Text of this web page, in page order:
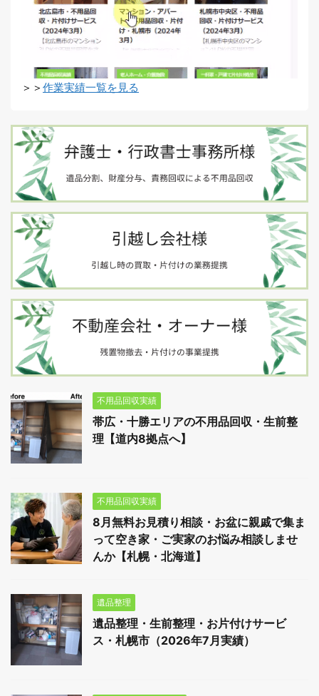
＞＞ 作業実績一覧を見る
不用品回収実績
帯広・十勝エリアの不用品回収・生前整
理【道内8拠点へ】
不用品回収実績
8月無料お見積り相談・お盆に親戚で集ま
って空き家・ご実家のお悩み相談しませ
んか【札幌・北海道】
遺品整理
遺品整理・生前整理・お片付けサービ
ス・札幌市（2026年7月実績）